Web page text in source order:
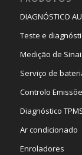
DIAGNÓSTICO
Teste e
Medição de
Serviço de
Controlo
Diagnóstico
Ar condicionado
Enroladores